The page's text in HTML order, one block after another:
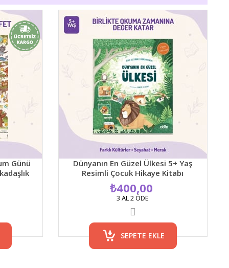
Dünyanın En Güzel Ülkesi 5+ Yaş
Resimli Çocuk Hikaye Kitabı
₺400,00
SEPETE EKLE
3 AL 2 ÖDE